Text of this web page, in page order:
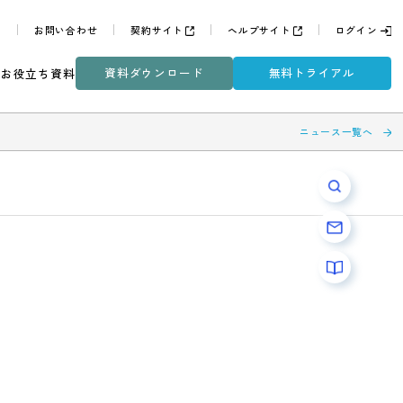
よくある質問 お問い合わせ 契約サイト ヘルプサ
ナーDXコラム お役立ち資料 資料ダウンロード